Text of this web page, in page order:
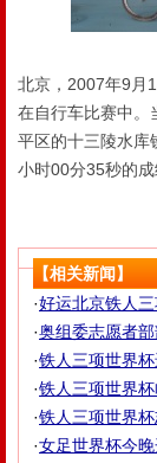
北京，2007年9月
在自行车比赛中。
平区的十三陵水库
小时00分35秒的
【相关新闻】
·好运北京铁人三
·奥组委志愿者
·铁人三项世界
·铁人三项世界杯
·铁人三项世界杯
·女足世界杯今晚